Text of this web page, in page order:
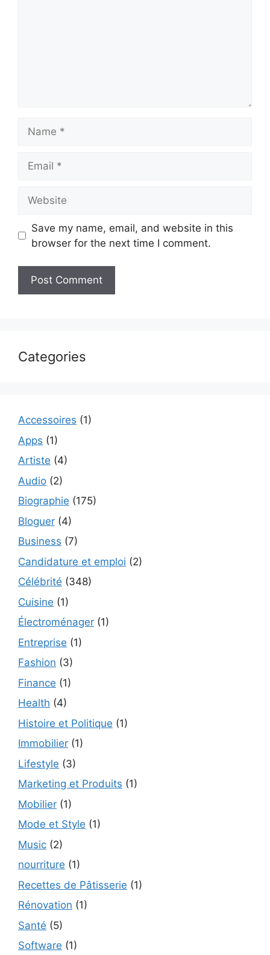
Save my name, email, and website in this
browser for the next time I comment.
Categories
Accessoires (1)
Apps (1)
Artiste (4)
Audio (2)
Biographie (175)
Bloguer (4)
Business (7)
Candidature et emploi (2)
Célébrité (348)
Cuisine (1)
Électroménager (1)
Entreprise (1)
Fashion (3)
Finance (1)
Health (4)
Histoire et Politique (1)
Immobilier (1)
Lifestyle (3)
Marketing et Produits (1)
Mobilier (1)
Mode et Style (1)
Music (2)
nourriture (1)
Recettes de Pâtisserie (1)
Rénovation (1)
Santé (5)
Software (1)